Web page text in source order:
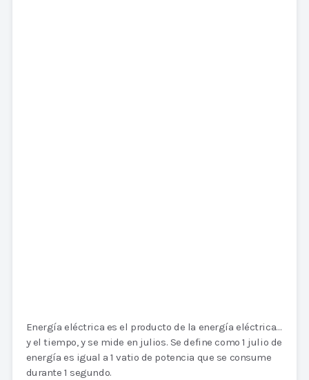
Energía eléctrica es el producto de la energía eléctrica…
y el tiempo, y se mide en julios. Se define como 1 julio de
energía es igual a 1 vatio de potencia que se consume
durante 1 segundo.